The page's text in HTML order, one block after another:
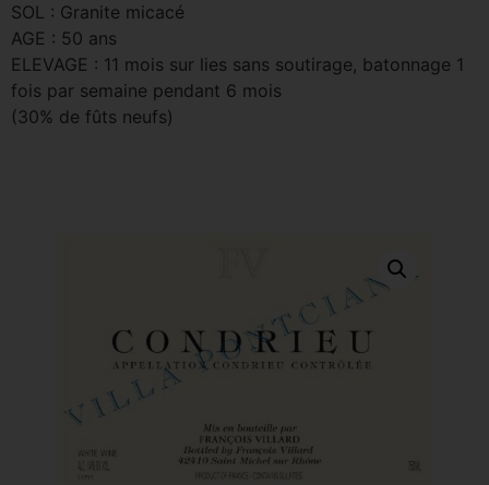
SOL : Granite micacé
AGE : 50 ans
ELEVAGE : 11 mois sur lies sans soutirage, batonnage 1
fois par semaine pendant 6 mois
(30% de fûts neufs)